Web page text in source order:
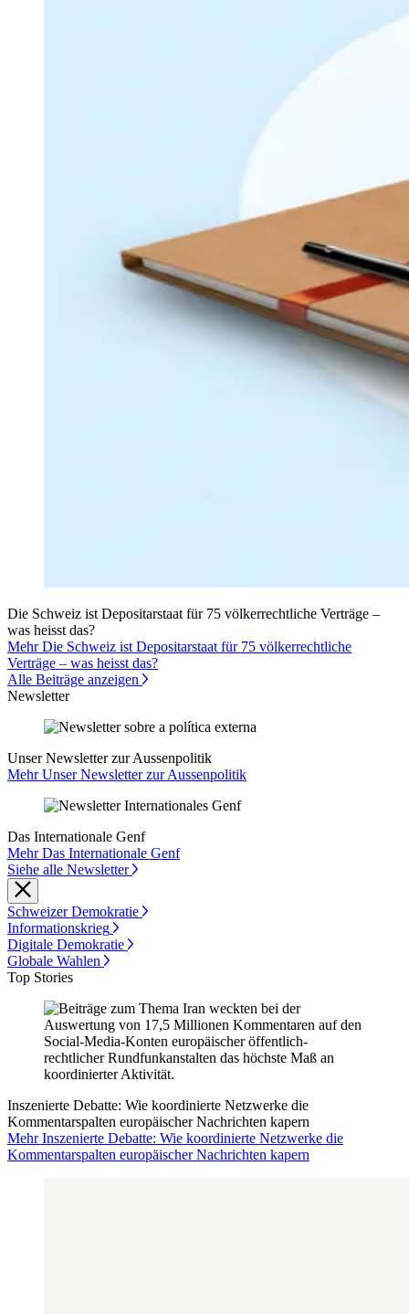
Die Schweiz ist Depositarstaat für 75 völkerrechtliche Verträge –
was heisst das?
Mehr Die Schweiz ist Depositarstaat für 75 völkerrechtliche
Verträge – was heisst das?
Alle Beiträge anzeigen
Newsletter
Unser Newsletter zur Aussenpolitik
Mehr Unser Newsletter zur Aussenpolitik
Das Internationale Genf
Mehr Das Internationale Genf
Siehe alle Newsletter
Schweizer Demokratie
Informationskrieg
Digitale Demokratie
Globale Wahlen
Top Stories
Inszenierte Debatte: Wie koordinierte Netzwerke die
Kommentarspalten europäischer Nachrichten kapern
Mehr Inszenierte Debatte: Wie koordinierte Netzwerke die
Kommentarspalten europäischer Nachrichten kapern